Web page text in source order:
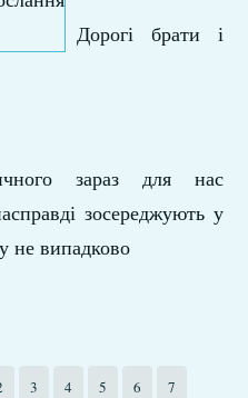
Дорогі брати і
зараз для нас
зосереджують у
не випадково
3 4 5 6 7